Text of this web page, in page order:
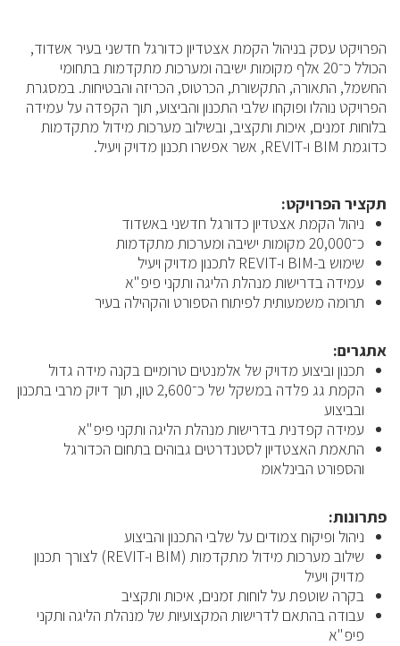
הפרויקט עסק בניהול הקמת אצטדיון כדורגל חדשני בעיר אשדוד,
הכולל כ־20 אלף מקומות ישיבה ומערכות מתקדמות בתחומי
החשמל, התאורה, התקשורת, הכרטוס, הכריזה והבטיחות. במסגרת
הפרויקט נוהלו ופוקחו שלבי התכנון והביצוע, תוך הקפדה על עמידה
בלוחות זמנים, איכות ותקציב, ובשילוב מערכות מידול מתקדמות
כדוגמת BIM ו-REVIT, אשר אפשרו תכנון מדויק ויעיל.
תקציר הפרויקט:
ניהול הקמת אצטדיון כדורגל חדשני באשדוד
כ־20,000 מקומות ישיבה ומערכות מתקדמות
שימוש ב-BIM ו-REVIT לתכנון מדויק ויעיל
עמידה בדרישות מנהלת הליגה ותקני פיפ"א
תרומה משמעותית לפיתוח הספורט והקהילה בעיר
אתגרים:
תכנון וביצוע מדויק של אלמנטים טרומיים בקנה מידה גדול
הקמת גג פלדה במשקל של כ־2,600 טון, תוך דיוק מרבי בתכנון
ובביצוע
עמידה קפדנית בדרישות מנהלת הליגה ותקני פיפ"א
התאמת האצטדיון לסטנדרטים גבוהים בתחום הכדורגל
והספורט הבינלאומ
פתרונות:
ניהול ופיקוח צמודים על שלבי התכנון והביצוע
שילוב מערכות מידול מתקדמות (BIM ו-REVIT) לצורך תכנון
מדויק ויעיל
בקרה שוטפת על לוחות זמנים, איכות ותקציב
עבודה בהתאם לדרישות המקצועיות של מנהלת הליגה ותקני
פיפ"א